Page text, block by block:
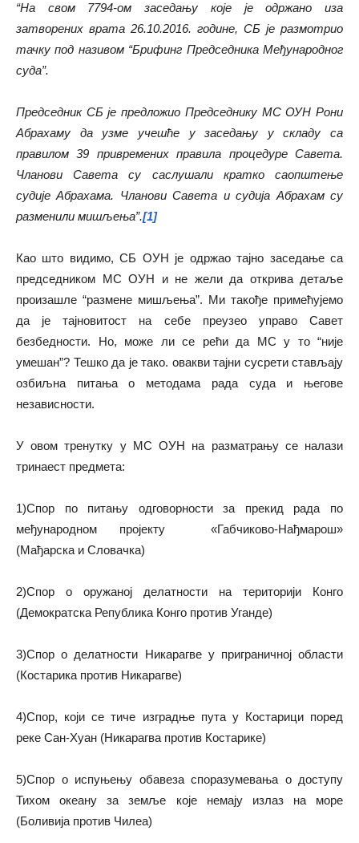
“На свом 7794-ом заседању које је одржано иза
затворених врата 26.10.2016. године, СБ је размотрио
тачку под називом “Брифинг Председника Међународног
суда”.
Председник СБ је предложио Председнику МС ОУН Рони
Абрахаму да узме учешће у заседању у складу са
правилом 39 привремених правила процедуре Савета.
Чланови Савета су саслушали кратко саопштење
судије Абрахама. Чланови Савета и судија Абрахам су
разменили мишљења”.[1]
Као што видимо, СБ ОУН је одржао тајно заседање са
председником МС ОУН и не жели да открива детаље
произашле “размене мишљења”. Ми такође примећујемо
да је тајновитост на себе преузео управо Савет
безбедности. Но, може ли се рећи да МС у то “није
умешан”? Тешко да је тако. овакви тајни сусрети стављају
озбиљна питања о методама рада суда и његове
независности.
У овом тренутку у МС ОУН на разматрању се налази
тринаест предмета:
1)Спор по питању одговорности за прекид рада по
међународном пројекту «Габчиково-Нађмарош»
(Мађарска и Словачка)
2)Спор о оружаној делатности на територији Конго
(Демократска Република Конго против Уганде)
3)Спор о делатности Никарагве у приграничној области
(Костарика против Никарагве)
4)Спор, који се тиче изградње пута у Костарици поред
реке Сан-Хуан (Никарагва против Костарике)
5)Спор о испуњењу обавеза споразумевања о доступу
Тихом океану за земље које немају излаз на море
(Боливија против Чилеа)